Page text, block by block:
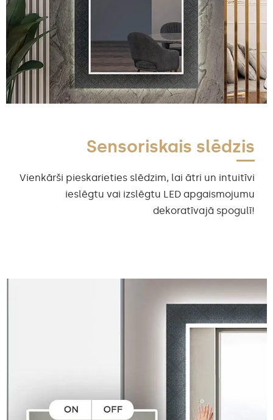
Sensoriskais slēdzis
Vienkārši pieskarieties slēdzim, lai ātri un intuitīvi
ieslēgtu vai izslēgtu LED apgaismojumu
dekoratīvajā spogulī!